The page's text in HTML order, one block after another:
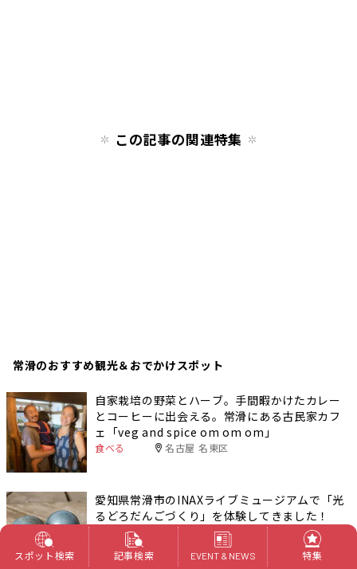
この記事の関連特集
常滑のおすすめ観光＆おでかけスポット
自家栽培の野菜とハーブ。手間暇かけたカレー
とコーヒーに出会える。常滑にある古民家カフ
ェ「veg and spice om om om」
食べる 名古屋 名東区
愛知県常滑市のINAXライブミュージアムで「光
るどろだんごづくり」を体験してきました！
おでかけ
常滑市
スポット検索
記事検索 EVENT & NEWS 特集